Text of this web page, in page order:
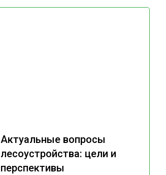
Актуальные вопросы
лесоустройства: цели и
перспективы